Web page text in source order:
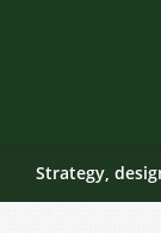
Strategy,